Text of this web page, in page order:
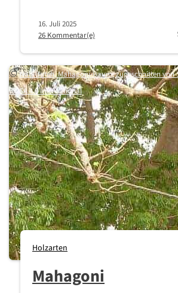
16. Juli 2025
26 Kommentar(e)
©Nah-Buteh, Mahagoni-Baum, zugeschnitten von
BY-SA 4.0 International
Holzarten
Mahagoni